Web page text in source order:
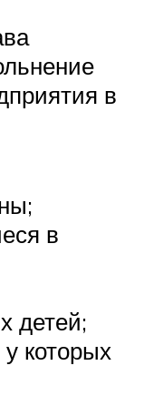
в
в
детей;
которых